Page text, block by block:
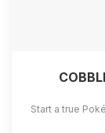
Start a true